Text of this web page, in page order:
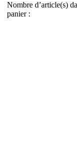
Nombre d’article(s)
panier :